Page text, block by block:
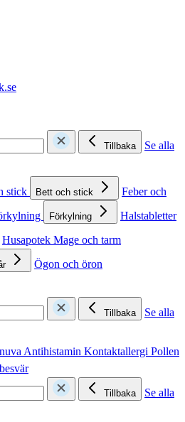
Tillbaka
Se alla
stick Bett och stick
Feber och
Förkylning
Halstabletter
Husapotek Mage och tarm
Ögon och öron
Tillbaka
Se alla
Antihistamin Kontaktallergi Pollen
Tillbaka
Se alla